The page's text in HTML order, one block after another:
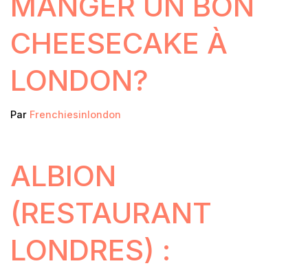
CHEESECAKE À
LONDON?
Par Frenchiesinlondon
ALBION
(RESTAURANT
LONDRES) :